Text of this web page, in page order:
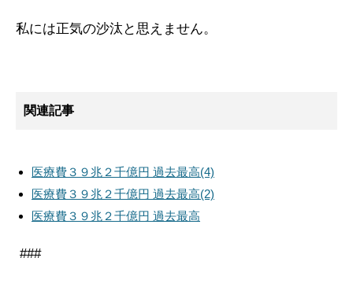
私には正気の沙汰と思えません。
関連記事
医療費３９兆２千億円 過去最高(4)
医療費３９兆２千億円 過去最高(2)
医療費３９兆２千億円 過去最高
###